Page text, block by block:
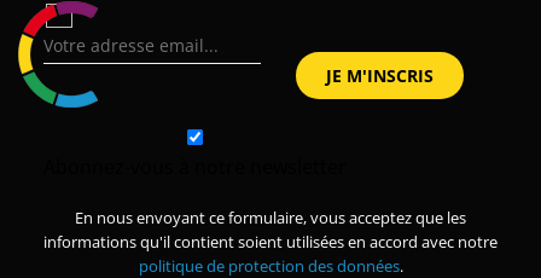
En nous envoyant ce formulaire, vous acceptez que les
informations qu'il contient soient utilisées en accord avec notre
politique de protection des données.